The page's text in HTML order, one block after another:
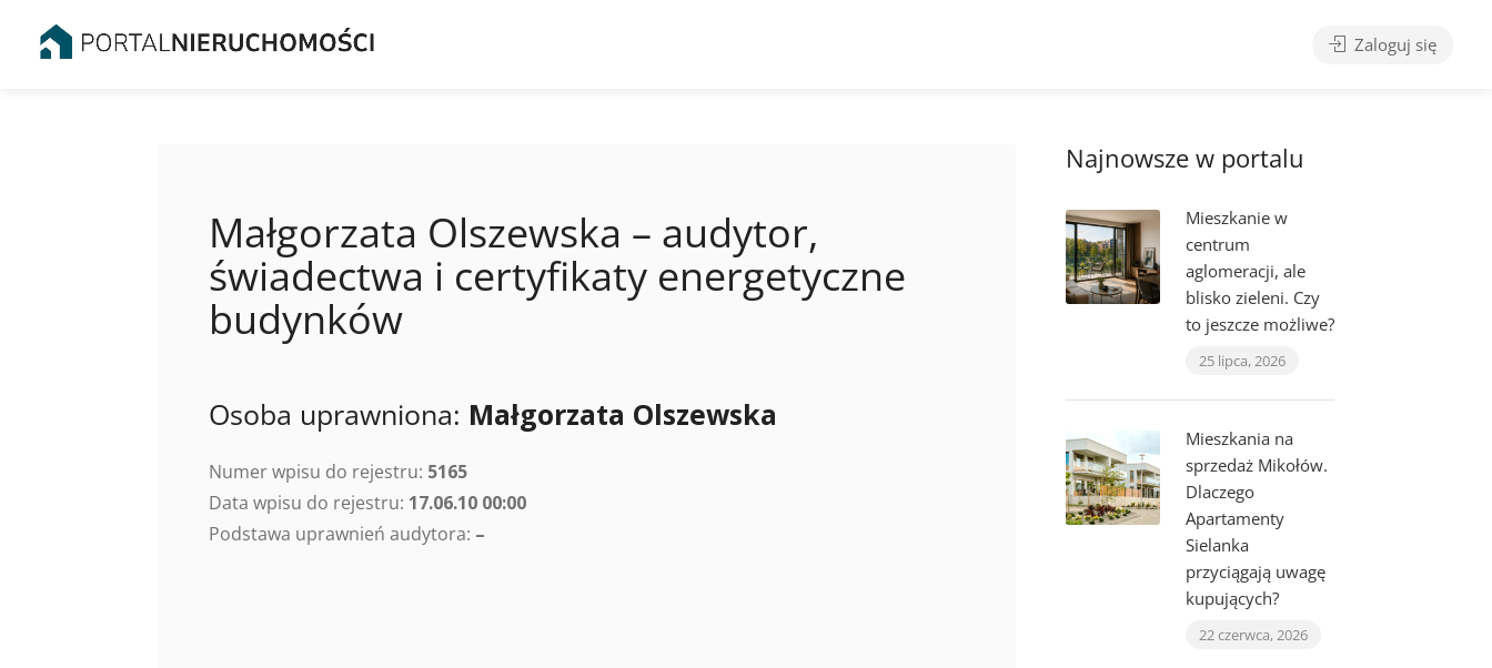
Zaloguj się
Małgorzata Olszewska – audytor,
świadectwa i certyfikaty energetyczne
budynków
Osoba uprawniona: Małgorzata Olszewska
Numer wpisu do rejestru: 5165
Data wpisu do rejestru: 17.06.10 00:00
Podstawa uprawnień audytora: –
Najnowsze w portalu
Mieszkanie w
centrum
aglomeracji, ale
blisko zieleni. Czy
to jeszcze możliwe?
25 lipca, 2026
Mieszkania na
sprzedaż Mikołów.
Dlaczego
Apartamenty
Sielanka
przyciągają uwagę
kupujących?
22 czerwca, 2026